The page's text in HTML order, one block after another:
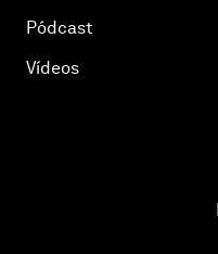
Pódcast
Vídeos